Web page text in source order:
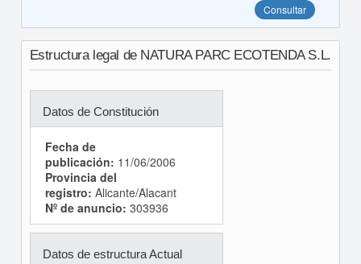
Consultar
Estructura legal de NATURA PARC ECOTENDA S.L.
Datos de Constitución
Fecha de
publicación: 11/06/2006
Provincia del
registro: Alicante/Alacant
Nº de anuncio: 303936
Datos de estructura Actual